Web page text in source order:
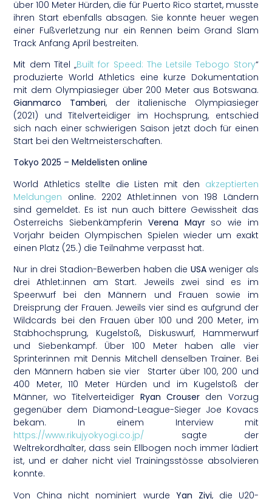
über 100 Meter Hürden, die für Puerto Rico startet, musste
ihren Start ebenfalls absagen. Sie konnte heuer wegen
einer Fußverletzung nur ein Rennen beim Grand Slam
Track Anfang April bestreiten.
Mit dem Titel „Built for Speed: The Letsile Tebogo Story“
produzierte World Athletics eine kurze Dokumentation
mit dem Olympiasieger über 200 Meter aus Botswana.
Gianmarco Tamberi, der italienische Olympiasieger
(2021) und Titelverteidiger im Hochsprung, entschied
sich nach einer schwierigen Saison jetzt doch für einen
Start bei den Weltmeisterschaften.
Tokyo 2025 – Meldelisten online
World Athletics stellte die Listen mit den akzeptierten
Meldungen online. 2202 Athlet:innen von 198 Ländern
sind gemeldet. Es ist nun auch bittere Gewissheit das
Österreichs Siebenkämpferin Verena Mayrso wie im
Vorjahr beiden Olympischen Spielen wieder um exakt
einen Platz (25.) die Teilnahme verpasst hat.
Nur in drei Stadion-Bewerben haben die USAweniger als
drei Athlet:innen am Start. Jeweils zwei sind es im
Speerwurf bei den Männern und Frauen sowie im
Dreisprung der Frauen. Jeweils vier sind es aufgrund der
Wildcards bei den Frauen über 100 und 200 Meter, im
Stabhochsprung, Kugelstoß, Diskuswurf, Hammerwurf
und Siebenkampf. Über 100 Meter haben alle vier
Sprinterinnen mit Dennis Mitchell denselben Trainer. Bei
den Männern haben sie vier Starter über 100, 200 und
400 Meter, 110 Meter Hürden und im Kugelstoß der
Männer, wo Titelverteidiger Ryan Crouserden Vorzug
gegenüber dem Diamond-League-Sieger Joe Kovacs
bekam. In einem Interview mit
https://www.rikujyokyogi.co.jp/ sagte der
Weltrekordhalter, dass sein Ellbogen noch immer lädiert
ist, und er daher nicht viel Trainingsstösse absolvieren
konnte.
Von China nicht nominiert wurde Yan Ziyi, die U20-